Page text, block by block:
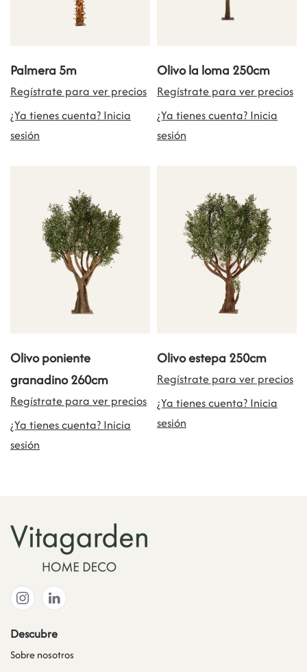
Palmera 5m
Regístrate para ver precios
¿Ya tienes cuenta? Inicia
sesión
Olivo la loma 250cm
Regístrate para ver precios
¿Ya tienes cuenta? Inicia
sesión
Olivo poniente
granadino 260cm
Regístrate para ver precios
¿Ya tienes cuenta? Inicia
sesión
Olivo estepa 250cm
Regístrate para ver precios
¿Ya tienes cuenta? Inicia
sesión
Descubre
Sobre nosotros